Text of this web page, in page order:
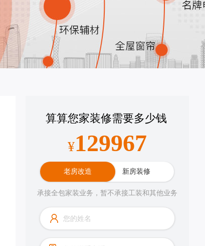
算算您家装修需要多少钱
¥157858
老房改造 新房装修
承接全包家装业务，暂不承接工装和其他业务